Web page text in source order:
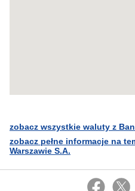
zobacz wszystkie waluty z
zobacz pełne informacje na
Warszawie S.A.